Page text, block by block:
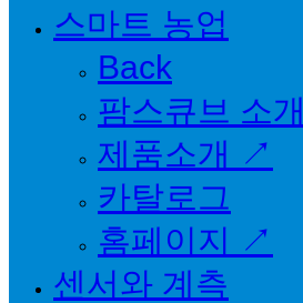
스마트 농업
Back
팜스큐브 소개
제품소개 ↗
카탈로그
홈페이지 ↗
센서와 계측